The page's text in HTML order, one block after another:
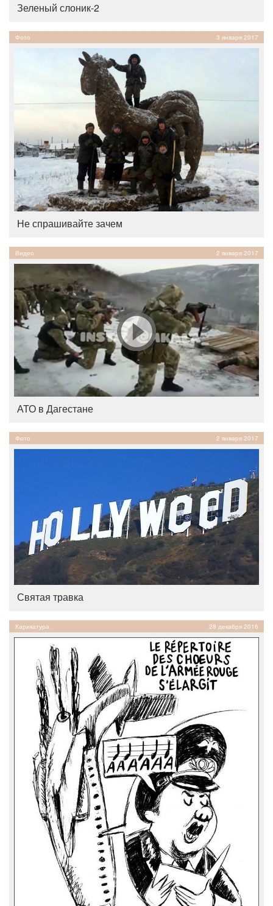
Зеленый слоник-2
Фото 3 января 2017
Не спрашивайте зачем
Видео 2 января 2017
АТО в Дагестане
Фото 2 января 2017
Святая травка
Карикатура 28 декабря 2016